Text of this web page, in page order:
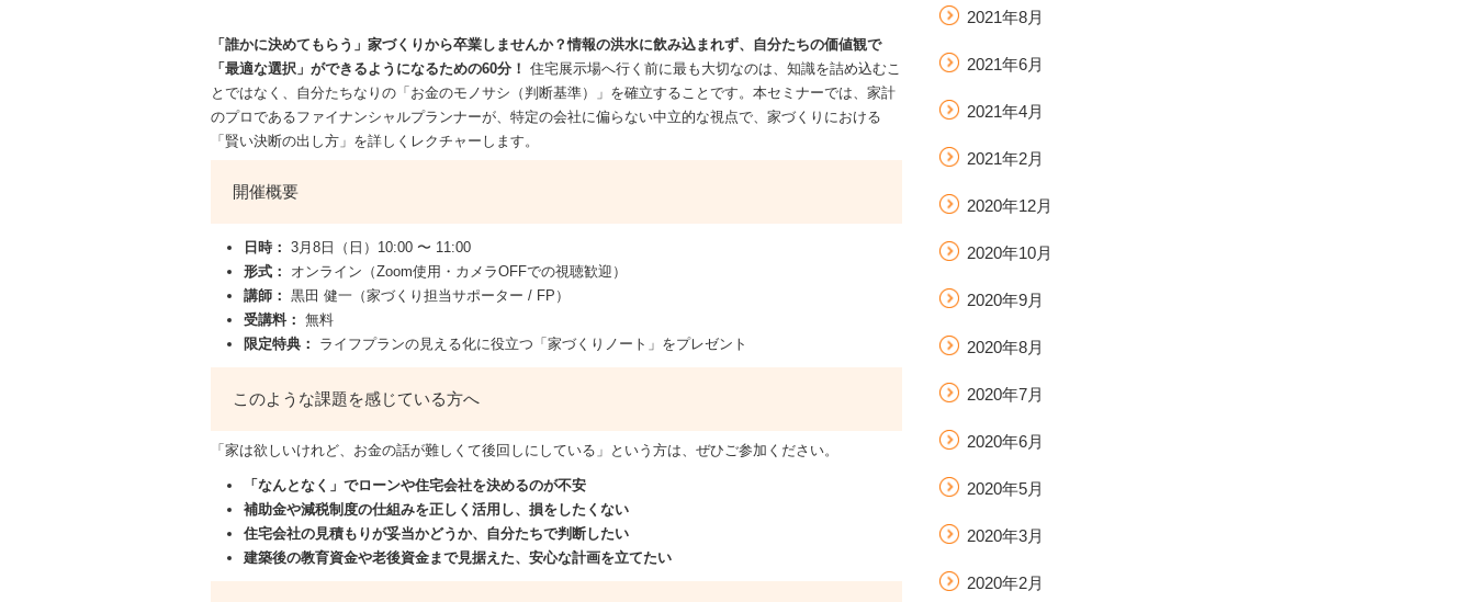
「誰かに決めてもらう」家づくりから卒業しませんか？情報の洪水に飲み込まれず、自分たちの価値観で
「最適な選択」ができるようになるための60分！ 住宅展示場へ行く前に最も大切なのは、知識を詰め込むこ
とではなく、自分たちなりの「お金のモノサシ（判断基準）」を確立することです。本セミナーでは、家計
のプロであるファイナンシャルプランナーが、特定の会社に偏らない中立的な視点で、家づくりにおける
「賢い決断の出し方」を詳しくレクチャーします。
開催概要
日時： 3月8日（日）10:00 〜 11:00
形式：
オンライン（Zoom使用・カメラOFFでの視聴歓迎）
講師： 黒田 健一（家づくり担当サポーター / FP）
受講料： 無料
限定特典：
ライフプランの見える化に役立つ「家づくりノート」をプレゼント
このような課題を感じている方へ
「家は欲しいけれど、お金の話が難しくて後回しにしている」という方は、ぜひご参加ください。
「なんとなく」でローンや住宅会社を決めるのが不安
補助金や減税制度の仕組みを正しく活用し、損をしたくない
住宅会社の見積もりが妥当かどうか、自分たちで判断したい
建築後の教育資金や老後資金まで見据えた、安心な計画を立てたい
2021年8月
2021年6月
2021年4月
2021年2月
2020年12月
2020年10月
2020年9月
2020年8月
2020年7月
2020年6月
2020年5月
2020年3月
2020年2月